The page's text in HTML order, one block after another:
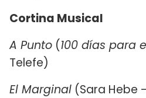
Cortina Musical
A Punto (100 días para
Telefe)
El Marginal (Sara Hebe